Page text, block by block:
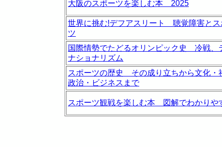
大阪のスポーツを楽しむ本 2025
世界に挑む!デフアスリート 聴覚障害とス
ツ
国際情勢でたどるオリンピック史 冷戦、
ナショナリズム
スポーツの歴史 その成り立ちから文化・
政治・ビジネスまで
スポーツ観戦を楽しむ本 図解でわかりや